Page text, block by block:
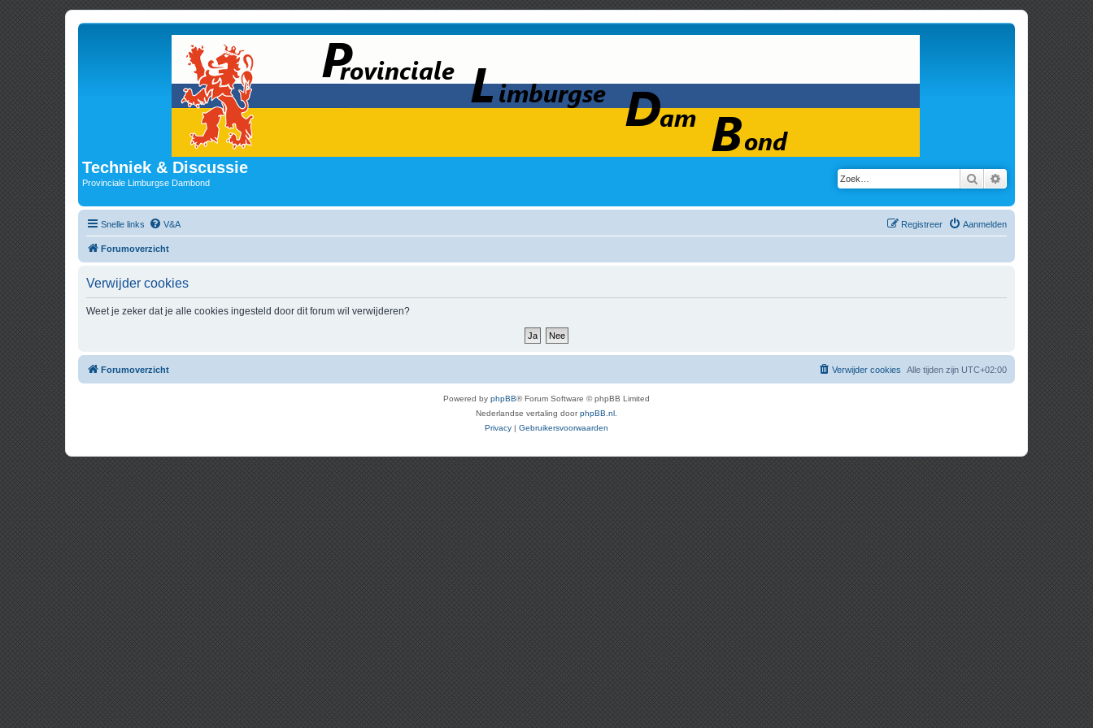
Techniek & Discussie
Provinciale Limburgse Dambond Zoek Uitgebreid zoeken
Snelle links V&A Aanmelden
Registreer
Forumoverzicht
Verwijder cookies
Weet je zeker dat je alle cookies ingesteld door dit forum wil verwijderen?
Forumoverzicht Alle tijden zijn UTC+02:00
Verwijder cookies
Powered by phpBB® Forum Software © phpBB Limited
Nederlandse vertaling doorphpBB.nl
Privacy | Gebruikersvoorwaarden